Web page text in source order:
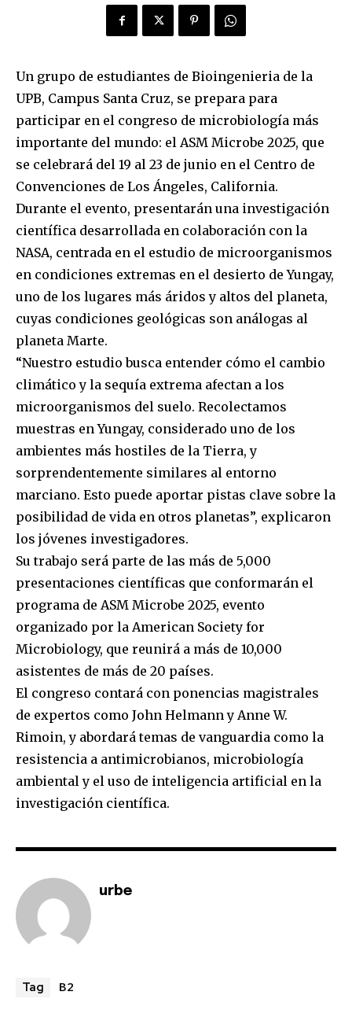
Join our community of
SUBSCRIBERS and be part of the
conversation.
To subscribe, simply enter your email address on our website
safe with us.
I've read and accept the
Un grupo de estudiantes de Bioingenieria de la
UPB, Campus Santa Cruz, se prepara para
participar en el congreso de microbiología más
importante del mundo: el ASM Microbe 2025, que
se celebrará del 19 al 23 de junio en el Centro de
Convenciones de Los Ángeles, California.
Durante el evento, presentarán una investigación
científica desarrollada en colaboración con la
NASA, centrada en el estudio de microorganismos
en condiciones extremas en el desierto de Yungay,
uno de los lugares más áridos y altos del planeta,
cuyas condiciones geológicas son análogas al
planeta Marte.
“Nuestro estudio busca entender cómo el cambio
climático y la sequía extrema afectan a los
microorganismos del suelo. Recolectamos
muestras en Yungay, considerado uno de los
ambientes más hostiles de la Tierra, y
sorprendentemente similares al entorno
marciano. Esto puede aportar pistas clave sobre la
posibilidad de vida en otros planetas”, explicaron
los jóvenes investigadores.
Su trabajo será parte de las más de 5,000
presentaciones científicas que conformarán el
programa de ASM Microbe 2025, evento
organizado por la American Society for
Microbiology, que reunirá a más de 10,000
asistentes de más de 20 países.
El congreso contará con ponencias magistrales
de expertos como John Helmann y Anne W.
Rimoin, y abordará temas de vanguardia como la
resistencia a antimicrobianos, microbiología
ambiental y el uso de inteligencia artificial en la
investigación científica.
urbe
Tag B2